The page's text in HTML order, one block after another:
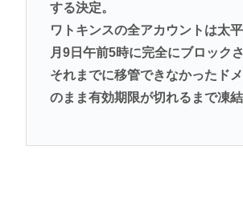
する決定。
ワトキンスの全アカウントは太
月9日午前5時に完全にブロックさ
それまでに移管できなかったド
のまま有効期限が切れるまで凍結